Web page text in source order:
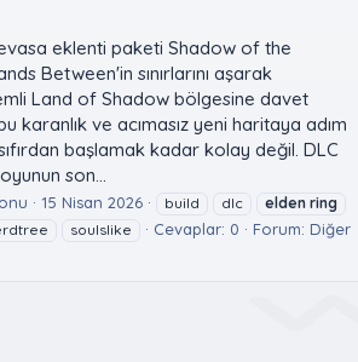
eklenti paketi Shadow of the
Between'in sınırlarını aşarak
Land of Shadow bölgesine davet
karanlık ve acımasız yeni haritaya adım
başlamak kadar kolay değil. DLC
son...
15 Nisan 2026 build dlc elden ring
soulslike Cevaplar: 0 Forum: Diğer